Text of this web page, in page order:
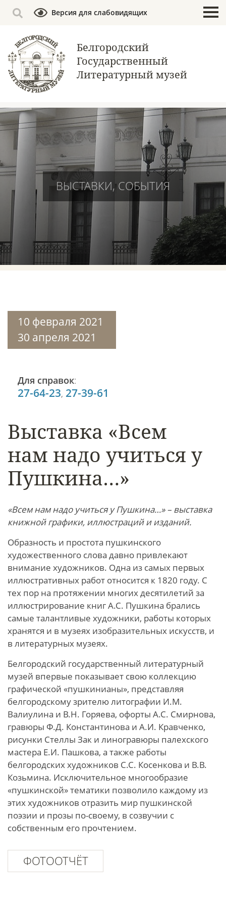
Версия для слабовидящих
Белгородский
Государственный
Литературный музей
ВЫСТАВКИ, СОБЫТИЯ
Выставка «Всем
нам надо учиться у
Пушкина…»
«Всем нам надо учиться у Пушкина…» – выставка
книжной графики, иллюстраций и изданий.
Образность и простота пушкинского
художественного слова давно привлекают
внимание художников. Одна из самых первых
иллюстративных работ относится к 1820 году. С
тех пор на протяжении многих десятилетий за
иллюстрирование книг А.С. Пушкина брались
самые талантливые художники, работы которых
хранятся и в музеях изобразительных искусств, и
в литературных музеях.
Белгородский государственный литературный
музей впервые показывает свою коллекцию
графической «пушкинианы», представляя
белгородскому зрителю литографии И.М.
Валиулина и В.Н. Горяева, офорты А.С. Смирнова,
гравюры Ф.Д. Константинова и А.И. Кравченко,
рисунки Стеллы Зак и линогравюры палехского
мастера Е.И. Пашкова, а также работы
белгородских художников С.С. Косенкова и В.В.
Козьмина. Исключительное многообразие
«пушкинской» тематики позволило каждому из
этих художников отразить мир пушкинской
поэзии и прозы по-своему, в созвучии с
собственным его прочтением.
ФОТООТЧЁТ
10 февраля 2021
30 апреля 2021
Для справок:
27-64-23, 27-39-61